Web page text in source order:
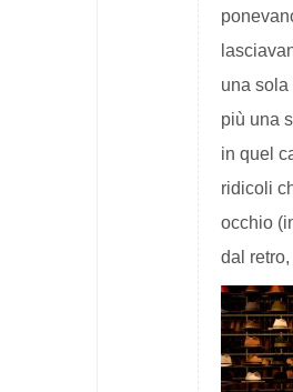
una sola
più una
in quel
ridicoli
occhio
dal